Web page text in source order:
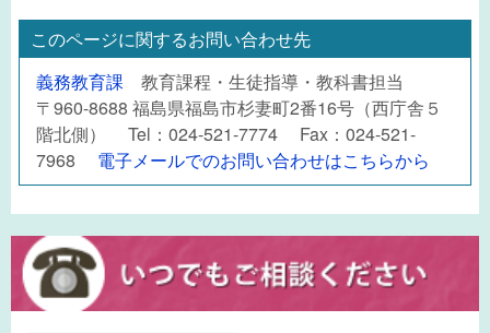
このページに関するお問い合わせ先
義務教育課 教育課程・生徒指導・教科書担当
〒960-8688 福島県福島市杉妻町2番16号（西庁舎５
階北側） Tel：024-521-7774 Fax：024-521-
7968 電子メールでのお問い合わせはこちらから